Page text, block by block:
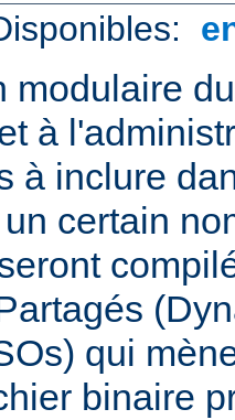
modulaire
à
à inclure
certain
qui
binaire